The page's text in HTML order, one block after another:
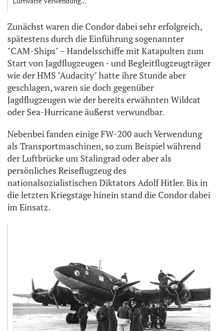
Zunächst waren die Condor dabei sehr erfolgreich,
spätestens durch die Einführung sogenannter
"CAM-Ships" – Handelsschiffe mit Katapulten zum
Start von Jagdflugzeugen - und Begleitflugzeugträger
wie der HMS "Audacity" hatte ihre Stunde aber
geschlagen, waren sie doch gegenüber
Jagdflugzeugen wie der bereits erwähnten Wildcat
oder Sea-Hurricane äußerst verwundbar.
Nebenbei fanden einige FW-200 auch Verwendung
als Transportmaschinen, so zum Beispiel während
der Luftbrücke um Stalingrad oder aber als
persönliches Reiseflugzeug des
nationalsozialistischen Diktators Adolf Hitler. Bis in
die letzten Kriegstage hinein stand die Condor dabei
im Einsatz.